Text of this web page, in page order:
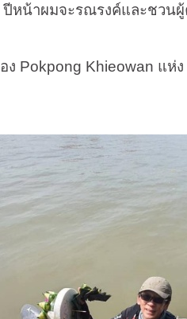
าผมจะรณรงค์และชวนผู้
ง Pokpong Khieowan แห่ง